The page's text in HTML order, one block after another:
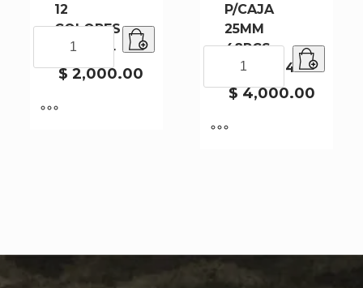
12
COLORES
1226-144
$2,000.00
ACUARELA/TEMPERA
COLORES
144
P/CAJA
25MM
48PCS
DL6064-48
$4,000.00
P/CAJA
25MM
DL6064-